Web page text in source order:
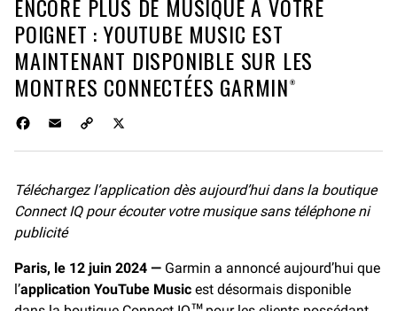
ENCORE PLUS DE MUSIQUE A VOTRE
POIGNET : YOUTUBE MUSIC EST
MAINTENANT DISPONIBLE SUR LES
MONTRES CONNECTÉES GARMIN®
b
o
o
l
L
i
Téléchargez l’application dès aujourd’hui dans la boutique
Connect IQ pour écouter votre musique sans téléphone ni
publicité
Paris, le 12 juin 2024 — Garmin a annoncé aujourd’hui que
l’application YouTube Music est désormais disponible
™